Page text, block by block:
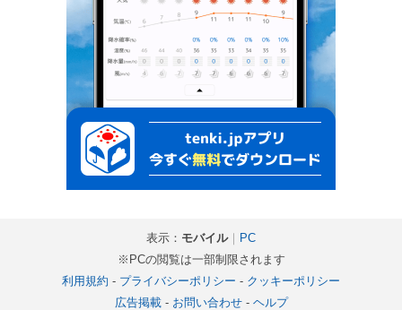
表示： モバイル｜
PC
※PCの閲覧は一部制限されます
利用規約 - プライバシーポリシー - クッキーポリシー
広告掲載- お問い合わせ- ヘルプ